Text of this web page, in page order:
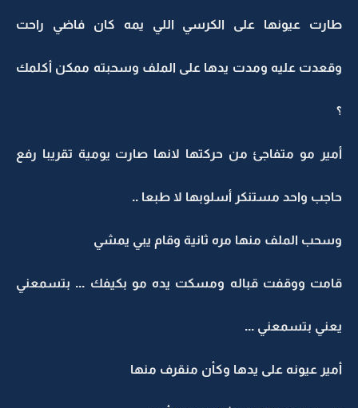
طارت عيونها على الكرسي اللي يمه كان فاضي راحت
وقعدت عليه ومدت يدها على الملف وسحبته ممكن أكلمك
؟
أمير مو متفاجئ من حركتها لانها صارت يومية تقريبا رفع
حاجب واحد مستنكر أسلوبها لا طبعا ..
وسحب الملف منها مره ثانية وقام يبي يمشي
قامت ووقفت قباله ومسكت يده مو بكيفك ... بتسمعني
يعني بتسمعني ...
أمير عيونه على يدها وكأن منقرف منها